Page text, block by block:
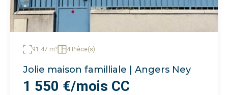
91.47 m² 4 Pièce(s)
Jolie maison familliale | Angers Ney
1 550 €/mois CC